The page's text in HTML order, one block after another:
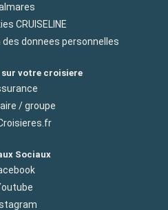
CRUISELINE
donnees personnelles
votre croisiere
/ groupe
Sociaux